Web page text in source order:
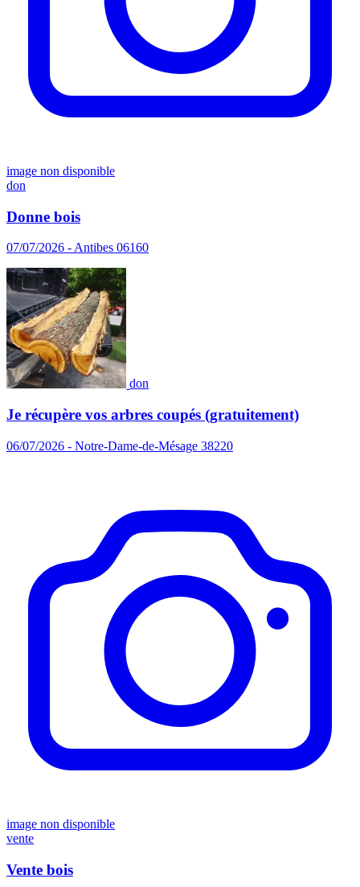
image non disponible
don
Donne bois
07/07/2026 - Antibes 06160
don
Je récupère vos arbres coupés (gratuitement)
06/07/2026 - Notre-Dame-de-Mésage 38220
image non disponible
vente
Vente bois